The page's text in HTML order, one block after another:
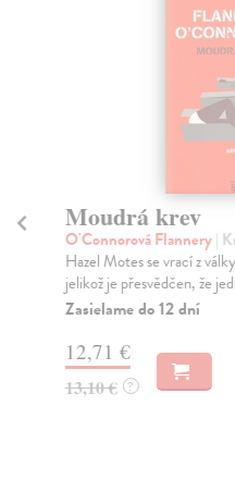
Moudrá krev
O'Connorová Flannery|
Hazel Motes se vrací z
jelikož je přesvědčen, že
Zasielame do 12 dní
12,71 €
13,10 € ?